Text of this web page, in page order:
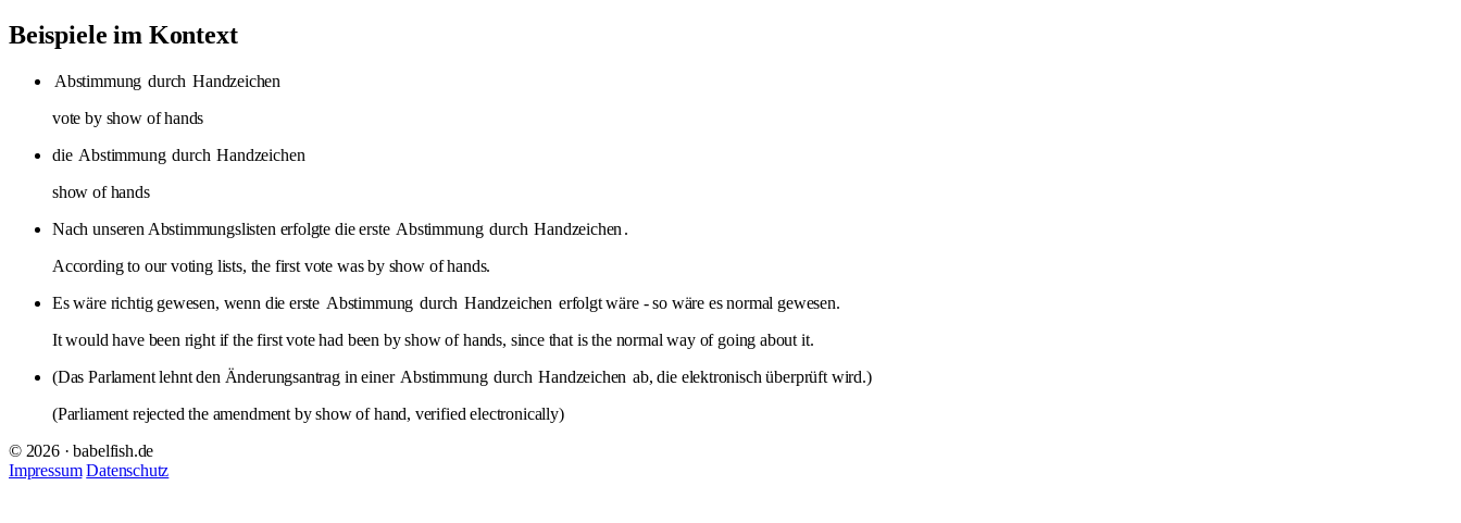
Beispiele im Kontext
Abstimmung durch Handzeichen
vote by show of hands
die Abstimmung durch Handzeichen
show of hands
Nach unseren Abstimmungslisten erfolgte die erste Abstimmung durch Handzeichen .
According to our voting lists, the first vote was by show of hands.
Es wäre richtig gewesen, wenn die erste Abstimmung durch Handzeichen erfolgt wäre - so wäre es normal gewesen.
It would have been right if the first vote had been by show of hands, since that is the normal way of going about it.
(Das Parlament lehnt den Änderungsantrag in einer Abstimmung durch Handzeichen ab, die elektronisch überprüft wird.)
(Parliament rejected the amendment by show of hand, verified electronically)
© 2026 · babelfish.de
Impressum Datenschutz